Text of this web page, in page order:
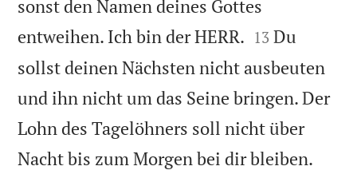
sonst den Namen deines Gottes
entweihen. Ich bin der HERR. 

13 Du
sollst deinen Nächsten nicht ausbeuten
und ihn nicht um das Seine bringen. Der
Lohn des Tagelöhners soll nicht über
Nacht bis zum Morgen bei dir bleiben.